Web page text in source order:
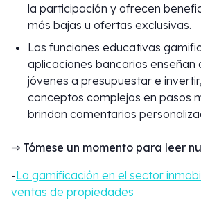
la participación y ofrecen
más bajas u ofertas exclusivas.
Las funciones educativas
aplicaciones bancarias enseñan
jóvenes a presupuestar e
conceptos complejos en pasos
brindan comentarios
⇒ Tómese un momento para leer
-La gamificación en el sector
ventas de propiedades